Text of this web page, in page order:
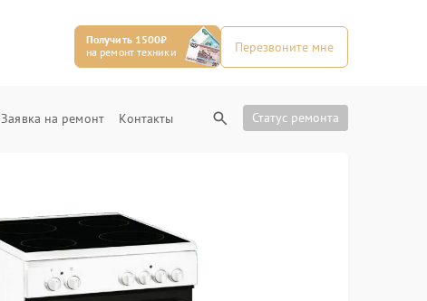
Получить 1500₽
на ремонт техники
Перезвоните мне
Заявка на ремонт Контакты Статус ремонта